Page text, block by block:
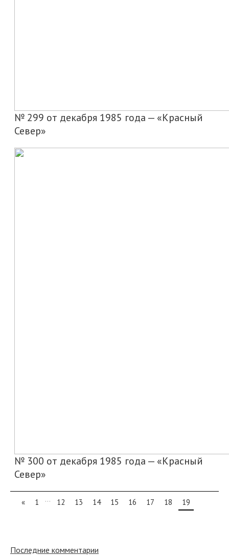
№ 299 от декабря 1985 года — «Красный
Север»
№ 300 от декабря 1985 года — «Красный
Север»
« 1 ... 12 13 14 15 16 17 18 19
Последние комментарии